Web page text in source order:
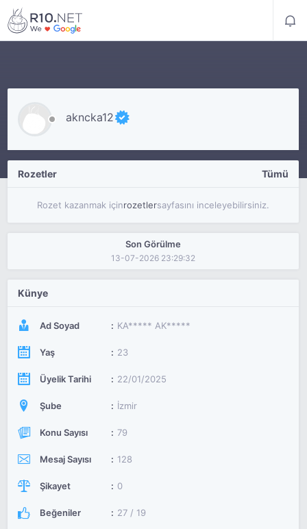
akncka12
Rozetler Tümü
Rozet kazanmak içinrozetlersayfasını inceleyebilirsiniz.
Son Görülme
13-07-2026 23:29:32
Künye
Ad Soyad KA***** AK*****
Yaş 23
Üyelik Tarihi 22/01/2025
Şube İzmir
Konu Sayısı 79
Mesaj Sayısı 128
Şikayet 0
Beğeniler 27 / 19